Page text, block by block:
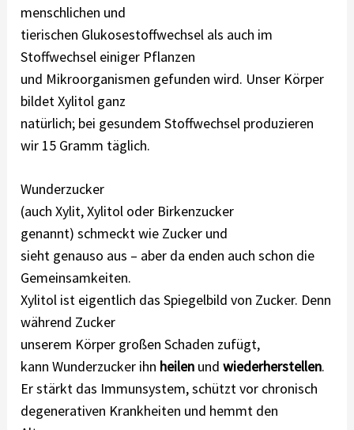
menschlichen und
tierischen Glukosestoffwechsel als auch im
Stoffwechsel einiger Pflanzen
und Mikroorganismen gefunden wird. Unser Körper
bildet Xylitol ganz
natürlich; bei gesundem Stoffwechsel produzieren
wir 15 Gramm täglich.
Wunderzucker
(auch Xylit, Xylitol oder Birkenzucker
genannt) schmeckt wie Zucker und
sieht genauso aus – aber da enden auch schon die
Gemeinsamkeiten.
Xylitol ist eigentlich das Spiegelbild von Zucker. Denn
während Zucker
unserem Körper großen Schaden zufügt,
kann Wunderzucker ihn heilen undwiederherstellen.
Er stärkt das Immunsystem, schützt vor chronisch
degenerativen Krankheiten und hemmt den